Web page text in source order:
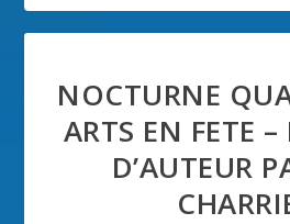
NOCTURNE
ARTS EN FETE
D’AUTEUR